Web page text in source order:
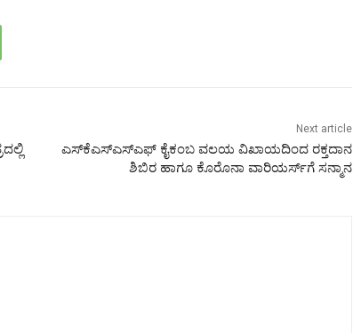
Next article
ಎಸ್‌ಕೆಎಸ್‌ಎಸ್‌ಎಫ್ ಕೈಕಂಬ ವಲಯ ವಿಖಾಯದಿಂದ ರಕ್ತದಾನ
ಶಿಬಿರ ಹಾಗೂ ಕೊರೊನಾ ವಾರಿಯರ್ಸ್‌ಗೆ ಸನ್ಮಾನ